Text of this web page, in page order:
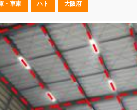
・車庫 ハト 大阪府